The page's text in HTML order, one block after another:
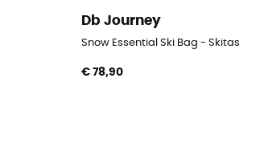
Db Journey
Snow Essential Ski Bag - Skitas
€ 78,90